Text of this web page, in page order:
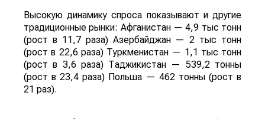
Высокую динамику спроса показывают и другие
традиционные рынки: Афганистан — 4,9 тыс тонн
(рост в 11,7 раза) Азербайджан — 2 тыс тонн
(рост в 22,6 раза) Туркменистан — 1,1 тыс тонн
(рост в 3,6 раза) Таджикистан — 539,2 тонны
(рост в 23,4 раза) Польша — 462 тонны (рост в
21 раз).